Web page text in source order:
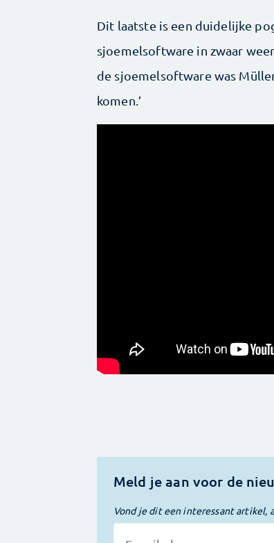
Dit laatste is een duidelijke
sjoemelsoftware in zwaar
de sjoemelsoftware was
komen.’
Meld je aan voor de
Vond je dit een interessant artikel,